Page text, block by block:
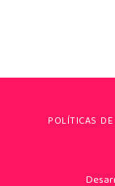
POLÍTICAS